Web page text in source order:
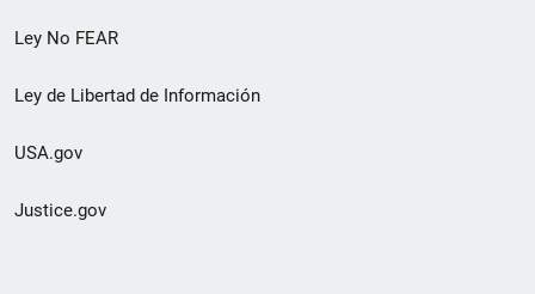
página
Ley No FEAR
Ley de Libertad de Información
USA.gov
Justice.gov